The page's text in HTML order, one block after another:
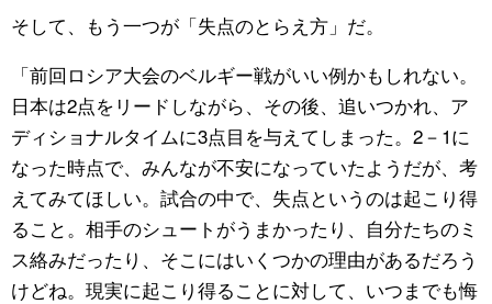
そして、もう一つが「失点のとらえ方」だ。
「前回ロシア大会のベルギー戦がいい例かもしれない。
日本は2点をリードしながら、その後、追いつかれ、ア
ディショナルタイムに3点目を与えてしまった。2－1に
なった時点で、みんなが不安になっていたようだが、考
えてみてほしい。試合の中で、失点というのは起こり得
ること。相手のシュートがうまかったり、自分たちのミ
ス絡みだったり、そこにはいくつかの理由があるだろう
けどね。現実に起こり得ることに対して、いつまでも悔